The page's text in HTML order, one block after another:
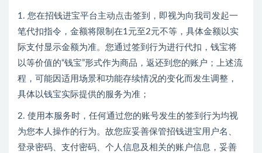
1. 您在招钱进宝平台主动点击签到，即视为向我司发起一
笔代扣指令，金额将限制在1元至2元不等，具体金额以实
际支付显示金额为准。您通过签到行为进行代扣，钱宝将
以等价值的“钱宝”形式作为商品，返还到您的账户；上述流
程，可能因适用场景和功能存续情况的变化而发生调整，
具体以钱宝实际提供的服务为准；
2. 使用本服务时，任何通过您的账号发生的签到行为均视
为您本人操作的行为。故您应妥善保管招钱进宝用户名、
登录密码、支付密码、个人信息及相关的账户信息，妥善